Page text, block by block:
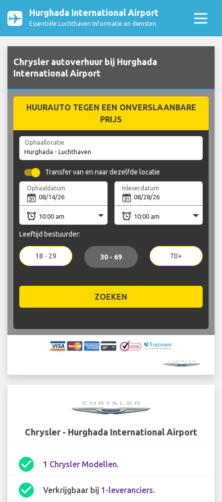
Hurghada International Airport
Essentiële Luchthaven Informatie en diensten
Chrysler autoverhuur bij Hurghada
International Airport
HUURAUTO TEGEN EEN ONVERSLAANBARE
PRIJS
Ophaallocatie
Transfer van en naar dezelfde locatie
Ophaaldatum Inleverdatum
Leeftijd bestuurder:
18 - 29 30 - 69 70+
ZOEKEN
Chrysler - Hurghada International Airport
check_circle 1 Chrysler Modellen.
check_circle Verkrijgbaar bij 1-leveranciers.